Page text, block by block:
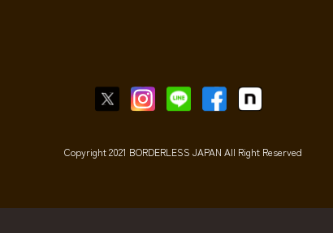
Copyright 2021 BORDERLESS JAPAN All Right Reserved